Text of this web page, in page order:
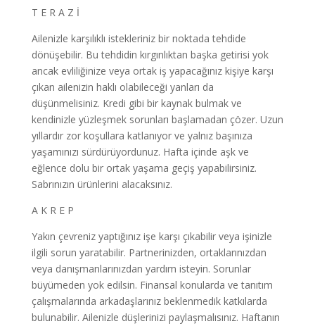
T E R A Z İ
Ailenizle karşılıklı istekleriniz bir noktada tehdide
dönüşebilir. Bu tehdidin kırgınlıktan başka getirisi yok
ancak evliliğinize veya ortak iş yapacağınız kişiye karşı
çıkan ailenizin haklı olabileceği yanları da
düşünmelisiniz. Kredi gibi bir kaynak bulmak ve
kendinizle yüzleşmek sorunları başlamadan çözer. Uzun
yıllardır zor koşullara katlanıyor ve yalnız başınıza
yaşamınızı sürdürüyordunuz. Hafta içinde aşk ve
eğlence dolu bir ortak yaşama geçiş yapabilirsiniz.
Sabrınızın ürünlerini alacaksınız.
A K R E P
Yakın çevreniz yaptığınız işe karşı çıkabilir veya işinizle
ilgili sorun yaratabilir. Partnerinizden, ortaklarınızdan
veya danışmanlarınızdan yardım isteyin. Sorunlar
büyümeden yok edilsin. Finansal konularda ve tanıtım
çalışmalarında arkadaşlarınız beklenmedik katkılarda
bulunabilir. Ailenizle düşlerinizi paylaşmalısınız. Haftanın